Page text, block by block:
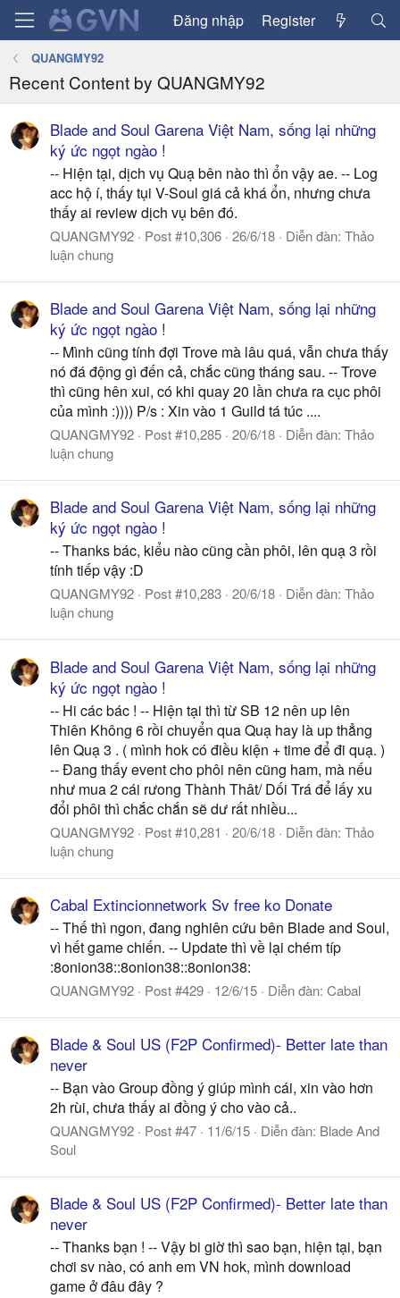
Đăng nhập Register
QUANGMY92
Recent Content by QUANGMY92
Blade and Soul Garena Việt Nam, sống lại những
ký ức ngọt ngào !
-- Hiện tại, dịch vụ Quạ bên nào thì ổn vậy ae. -- Log
acc hộ í, thấy tụi V-Soul giá cả khá ổn, nhưng chưa
thấy ai review dịch vụ bên đó.
QUANGMY92 Post #10,306 26/6/18 Diễn đàn: Thảo
luận chung
Blade and Soul Garena Việt Nam, sống lại những
ký ức ngọt ngào !
-- Mình cũng tính đợi Trove mà lâu quá, vẫn chưa thấy
nó đá động gì đến cả, chắc cũng tháng sau. -- Trove
thì cũng hên xui, có khi quay 20 lần chưa ra cục phôi
của mình :)))) P/s : Xin vào 1 Guild tá túc ....
QUANGMY92 Post #10,285 20/6/18 Diễn đàn: Thảo
luận chung
Blade and Soul Garena Việt Nam, sống lại những
ký ức ngọt ngào !
-- Thanks bác, kiểu nào cũng cần phôi, lên quạ 3 rồi
tính tiếp vậy :D
QUANGMY92 Post #10,283 20/6/18 Diễn đàn: Thảo
luận chung
Blade and Soul Garena Việt Nam, sống lại những
ký ức ngọt ngào !
-- Hi các bác ! -- Hiện tại thì từ SB 12 nên up lên
Thiên Không 6 rồi chuyển qua Quạ hay là up thẳng
lên Quạ 3 . ( mình hok có điều kiện + time để đi quạ. )
-- Đang thấy event cho phôi nên cũng ham, mà nếu
như mua 2 cái rưong Thành Thât/ Dối Trá để lấy xu
đổi phôi thì chắc chắn sẽ dư rất nhiều...
QUANGMY92 Post #10,281 20/6/18 Diễn đàn: Thảo
luận chung
Cabal Extincionnetwork Sv free ko Donate
-- Thế thì ngon, đang nghiên cứu bên Blade and Soul,
vì hết game chiến. -- Update thì về lại chém típ
:8onion38::8onion38::8onion38:
QUANGMY92 Post #429 12/6/15 Diễn đàn: Cabal
Blade & Soul US (F2P Confirmed)- Better late than
never
-- Bạn vào Group đồng ý giúp mình cái, xin vào hơn
2h rùi, chưa thấy ai đồng ý cho vào cả..
QUANGMY92 Post #47 11/6/15 Diễn đàn: Blade And
Soul
Blade & Soul US (F2P Confirmed)- Better late than
never
-- Thanks bạn ! -- Vậy bi giờ thì sao bạn, hiện tại, bạn
chơi sv nào, có anh em VN hok, mình download
game ở đâu đây ?